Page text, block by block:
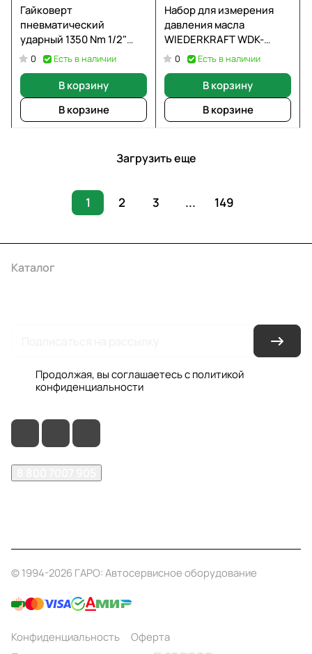
Гайковерт
пневматический
ударный 1350 Nm 1/2"
OPTIMUS OPT-PW2040
0 Есть в наличии
В корзину
В корзине
Набор для измерения
давления масла
WIEDERKRAFT WDK-
214303
0 Есть в наличии
В корзину
В корзине
Загрузить еще
1 2 3 ... 149
Каталог
Продолжая, вы соглашаетесь с политикой
конфиденциальности
© 1994-2026 ГАРО: Автосервисное оборудование
Конфиденциальность
Оферта